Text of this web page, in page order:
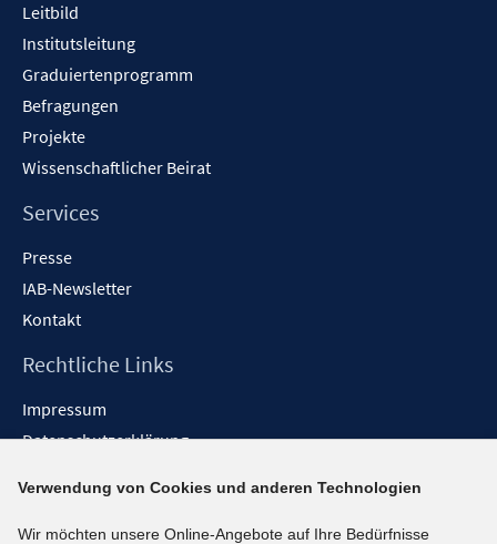
Leitbild
Institutsleitung
Graduiertenprogramm
Befragungen
Projekte
Wissenschaftlicher Beirat
Services
Presse
IAB-Newsletter
Kontakt
Rechtliche Links
Impressum
Datenschutzerklärung
Barrieren melden
Verwendung von Cookies und anderen Technologien
Wir möchten unsere Online-Angebote auf Ihre Bedürfnisse